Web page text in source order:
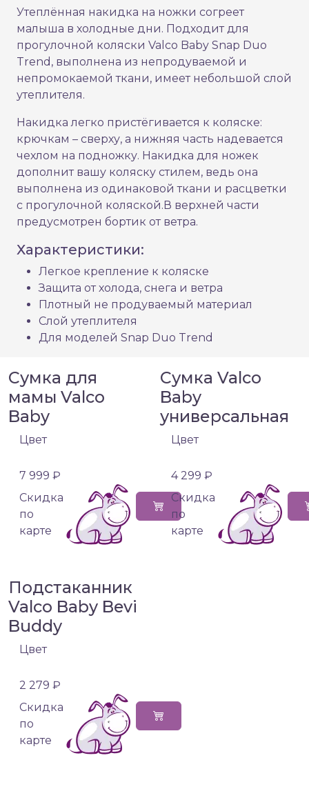
Утеплённая накидка на ножки согреет
малыша в холодные дни. Подходит для
прогулочной коляски Valco Baby Snap Duo
Trend, выполнена из непродуваемой и
непромокаемой ткани, имеет небольшой слой
утеплителя.
Накидка легко пристёгивается к коляске:
крючкам – сверху, а нижняя часть надевается
чехлом на подножку. Накидка для ножек
дополнит вашу коляску стилем, ведь она
выполнена из одинаковой ткани и расцветки
с прогулочной коляской.В верхней части
предусмотрен бортик от ветра.
Характеристики:
Легкое крепление к коляске
Защита от холода, снега и ветра
Плотный не продуваемый материал
Слой утеплителя
Для моделей Snap Duo Trend
Сумка для
мамы Valco
Baby
Цвет
7 999 ₽
Cкидка
по
карте
Сумка Valco
Baby
универсальная
Цвет
4 299 ₽
Cкидка
по
карте
Подстаканник
Valco Baby Bevi
Buddy
Цвет
2 279 ₽
Cкидка
по
карте